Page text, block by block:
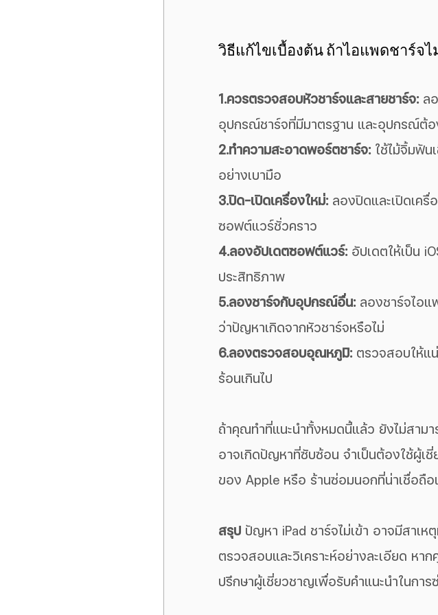
วิธีแก้ไขเบื้องต้น ถ้าไอแพดชาร์จไ
1.ควรตรวจสอบหัวชาร์จและสายชาร์จ: ลอ
อุปกรณ์ชาร์จที่มีมาตรฐาน และอุปกรณ์ต้
2.ทำความสะอาดพอร์ตชาร์จ: ใช้ไม้จิ้มฟัน
อย่างเบามือ
3.ปิด-เปิดเครื่องใหม่: ลองปิดและเปิดเครื่
ซอฟต์แวร์ชั่วคราว
4.ลองอัปเดตซอฟต์แวร์: อัปเดตให้เป็น
ประสิทธิภาพ
5.ลองชาร์จกับอุปกรณ์อื่น: ลองชาร์จไอแ
ว่าปัญหาเกิดจากหัวชาร์จหรือไม่
6.ลองตรวจสอบอุณหภูมิ: ตรวจสอบให้แ
ร้อนเกินไป
ถ้าคุณทำที่แนะนำทั้งหมดนี้แล้ว ยังไม่สาม
อาจเกิดปัญหาที่ซับซ้อน จำเป็นต้องใช้ผู้เ
ของ Apple หรือ ร้านซ่อมนอกที่น่าเชื่อถื
สรุป ปัญหา iPad ชาร์จไม่เข้า อาจมีสาเ
ตรวจสอบและวิเคราะห์อย่างละเอียด ห
ปรึกษาผู้เชี่ยวชาญเพื่อรับคำแนะนำในกา